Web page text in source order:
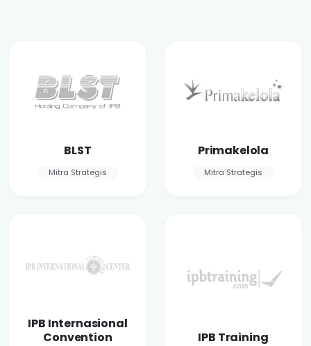
BLST
Mitra Strategis
Primakelola
Mitra Strategis
IPB Internasional
Convention
IPB Training